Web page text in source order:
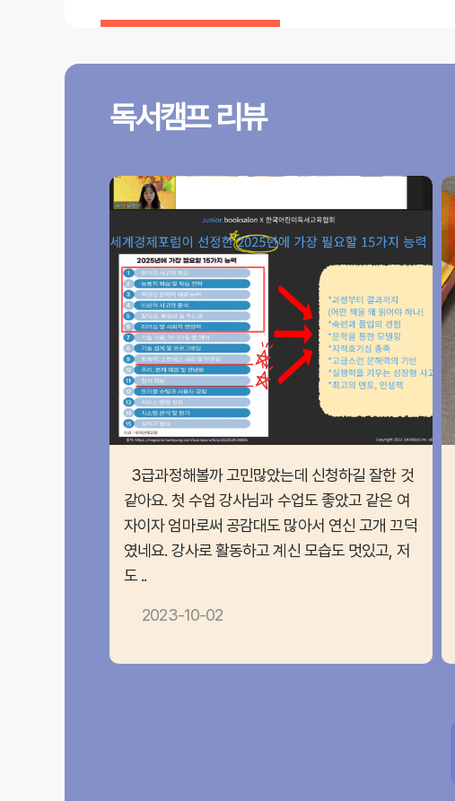
독서캠프 리뷰
3급과정해볼까 고민많았는데 신청하길 잘한 것
같아요. 첫 수업 강사님과 수업도 좋았고 같은 여
자이자 엄마로써 공감대도 많아서 연신 고개 끄덕
였네요. 강사로 활동하고 계신 모습도 멋있고, 저
도 ..
2023-10-02